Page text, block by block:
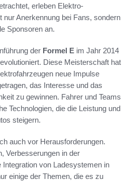
erleben Elektro-
nur Anerkennung bei Fans, sondern
Sponsoren an.
der Formel E im Jahr 2014
Diese Meisterschaft hat
neue Impulse
das Interesse und das
zu gewinnen. Fahrer und Teams
Technologien, die die Leistung und
steigern.
auch vor Herausforderungen.
Verbesserungen in der
Integration von Ladesystemen in
einige der Themen, die es zu